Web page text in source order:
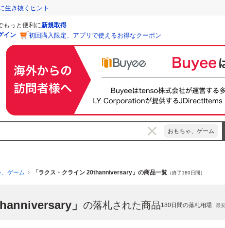
生き抜くヒント
もっと便利に新規取得
イン
初回購入限定、アプリで使えるお得なクーポン
おもちゃ、ゲーム
、ゲーム 「ラクス・クライン 20thanniversary」の商品一覧 （終了180日間）
」 の落札された商品180日間の落札相場 最安